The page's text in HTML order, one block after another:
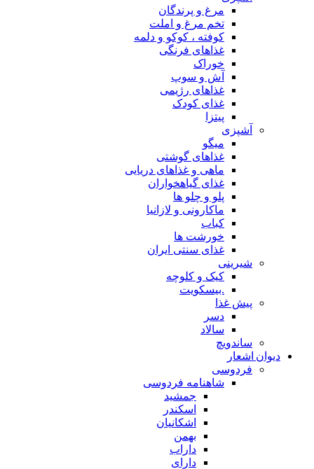
مرغ و پرندگان
تخم مرغ و املت
کوفته ، کوکو و دلمه
غذاهای فرنگی
خوراک
آش و سوپ
غذاهای رژیمی
غذای کودک
پیتزا
آشپزی
میگو
غذاهای گوشتی
ماهی و غذاهای دریایی
غذای گیاهخواران
پلو و چلو ها
ماکارونی و لازانیا
کباب
خورشت ها
غذای سنتی ایران
شیرینی
کیک و کلوچه
.بیسکویت
پیش غذا
دسر
سالاد
ساندویچ
دیوان اشعار
فردوسی
شاهنامه فردوسی
جمشید
اسکندر
اشکانیان
بهمن
داراب
دارای